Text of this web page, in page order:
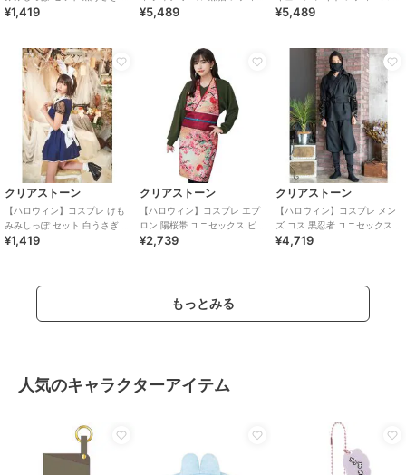
ニセックス ブラック
¥1,419
ス ブラック ハロウィン
¥5,489
ラック
¥5,489
クリアストーン
【ハロウィン】コスプレ けも
みみしっぽ セット 白うさぎ ユ
ニセックス ホワイト
¥1,419
クリアストーン
【ハロウィン】コスプレ エプ
ロン 陽桜帯 ユニセックス ピン
ク
¥2,739
クリアストーン
【ハロウィン】コスプレ メン
ズ コス 黒忍者 ユニセックス
ブラック
¥4,719
もっとみる
人気のキャラクターアイテム